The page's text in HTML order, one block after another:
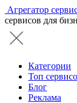
Агрегатор
сервисов для
Категории
Топ
Блог
Реклама